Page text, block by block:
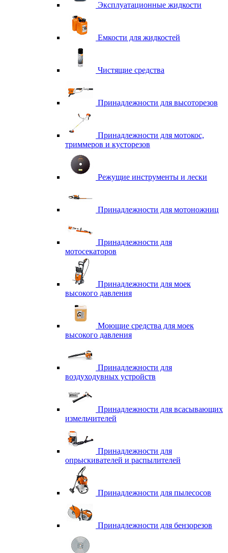
Эксплуатационные жидкости
Емкости для жидкостей
Чистящие средства
Принадлежности для высоторезов
Принадлежности для мотокос,
триммеров и кусторезов
Режущие инструменты и лески
Принадлежности для мотоножниц
Принадлежности для
мотосекаторов
Принадлежности для моек
высокого давления
Моющие средства для моек
высокого давления
Принадлежности для
воздуходувных устройств
Принадлежности для всасывающих
измельчителей
Принадлежности для
опрыскивателей и распылителей
Принадлежности для пылесосов
Принадлежности для бензорезов